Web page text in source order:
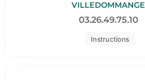
Instructions
VILLEDOMMANGE
03.26.49.75.10